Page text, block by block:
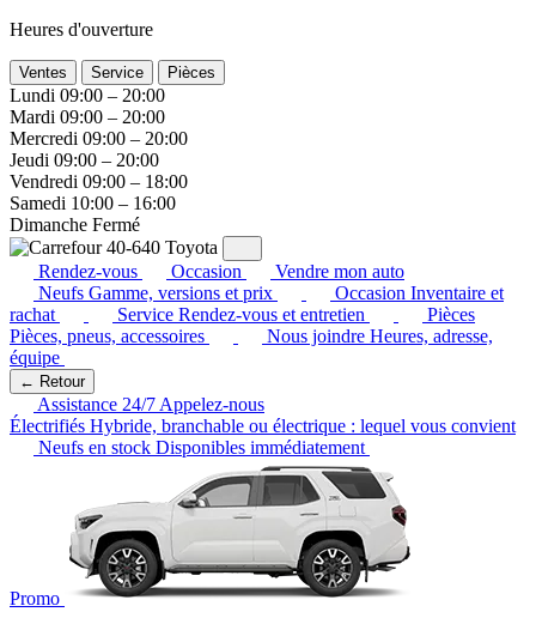
Heures d'ouverture
Ventes Service Pièces
Lundi 09:00 – 20:00
Mardi 09:00 – 20:00
Mercredi 09:00 – 20:00
Jeudi 09:00 – 20:00
Vendredi 09:00 – 18:00
Samedi 10:00 – 16:00
Dimanche Fermé
Rendez-vous Occasion
Vendre mon auto
Neufs Gamme, versions et prix Occasion Inventaire et
rachat
Service Rendez-vous et entretien
Pièces
Pièces, pneus, accessoires
Nous joindre Heures, adresse,
équipe
← Retour
Assistance 24/7 Appelez-nous
Électrifiés Hybride, branchable ou électrique : lequel vous convient
Neufs en stock Disponibles immédiatement
Promo